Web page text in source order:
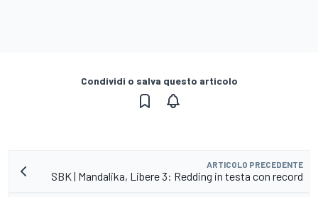
Condividi o salva questo articolo
ARTICOLO PRECEDENTE
SBK | Mandalika, Libere 3: Redding in testa con record